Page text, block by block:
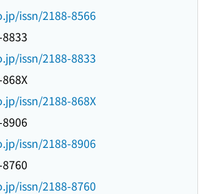
issn/2188-8566
issn/2188-8833
issn/2188-868X
issn/2188-8906
issn/2188-8760